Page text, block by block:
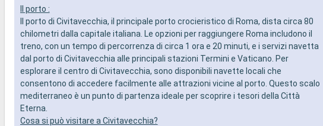
Il porto :
Il porto di Civitavecchia, il principale porto crocieristico di Roma, dista circa 80
chilometri dalla capitale italiana. Le opzioni per raggiungere Roma includono il
treno, con un tempo di percorrenza di circa 1 ora e 20 minuti, e i servizi navetta
dal porto di Civitavecchia alle principali stazioni Termini e Vaticano. Per
esplorare il centro di Civitavecchia, sono disponibili navette locali che
consentono di accedere facilmente alle attrazioni vicine al porto. Questo scalo
mediterraneo è un punto di partenza ideale per scoprire i tesori della Città
Eterna.
Cosa si può visitare a Civitavecchia?